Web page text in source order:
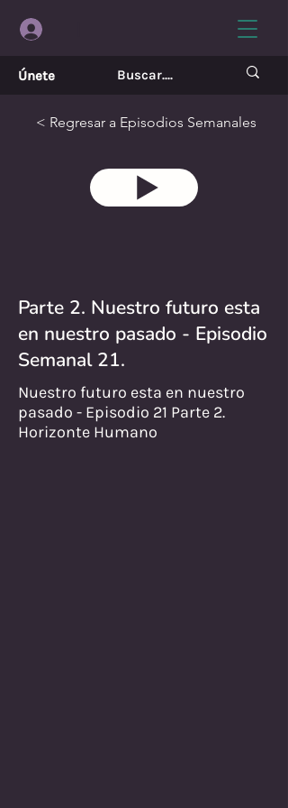
Únete
< Regresar a Episodios Semanales
Parte 2. Nuestro futuro esta
en nuestro pasado - Episodio
Semanal 21.
Nuestro futuro esta en nuestro
pasado - Episodio 21 Parte 2.
Horizonte Humano